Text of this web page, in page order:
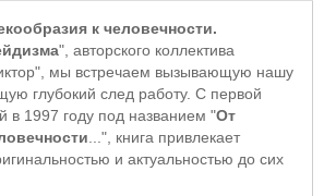
к человечности.
", авторского коллектива
мы встречаем вызывающую нашу
глубокий след работу. С первой
в 1997 году под названием "От
...", книга привлекает
и актуальностью до сих